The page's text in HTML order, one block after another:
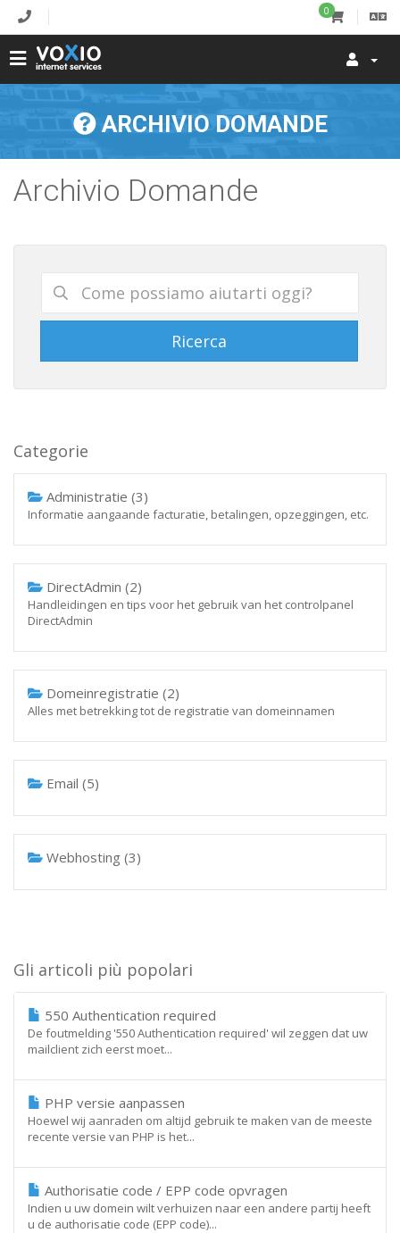
0
ARCHIVIO DOMANDE
Archivio Domande
Categorie
Administratie (3)
Informatie aangaande facturatie, betalingen, opzeggingen, etc.
DirectAdmin (2)
Handleidingen en tips voor het gebruik van het controlpanel
DirectAdmin
Domeinregistratie (2)
Alles met betrekking tot de registratie van domeinnamen
Email (5)
Webhosting (3)
Gli articoli più popolari
550 Authentication required
De foutmelding '550 Authentication required' wil zeggen dat uw
mailclient zich eerst moet...
PHP versie aanpassen
Hoewel wij aanraden om altijd gebruik te maken van de meeste
recente versie van PHP is het...
Authorisatie code / EPP code opvragen
Indien u uw domein wilt verhuizen naar een andere partij heeft
u de authorisatie code (EPP code)...